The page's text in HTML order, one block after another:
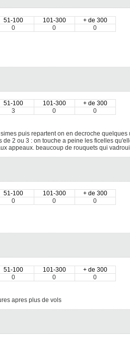
51-100 101-300
+ de 300
0 0
0
51-100 101-300
+ de 300
3 0
0
puis repartent on en decroche quelques
2 ou 3 : on touche a peine les ficelles
appeaux. beaucoup de rouquets qui
51-100 101-300
+ de 300
0 0
0
51-100 101-300
+ de 300
0 0
0
apres plus de vols